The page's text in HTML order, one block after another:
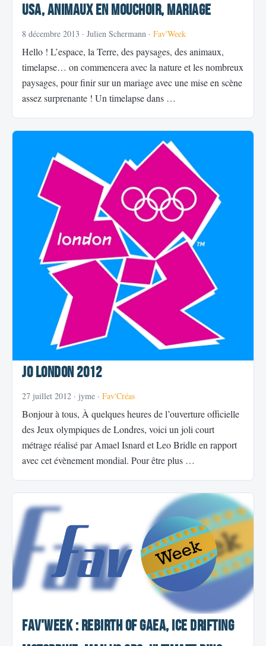
USA, animaux en mouchoir, Mariage
8 décembre 2013 · Julien Schermann · Fav'Week
Hello ! L’espace, la Terre, des paysages, des animaux,
timelapse… on commencera avec la nature et les nombreux
paysages, pour finir sur un mariage avec une mise en scène
assez surprenante ! Un timelapse dans …
JO London 2012
27 juillet 2012 · jyme · Fav'Créas
Bonjour à tous, À quelques heures de l’ouverture officielle
des Jeux olympiques de Londres, voici un joli court
métrage réalisé par Amael Isnard et Leo Bridle en rapport
avec cet évènement mondial. Pour être plus …
Fav'Week : REBIRTH of GAEA, Ice Drifting